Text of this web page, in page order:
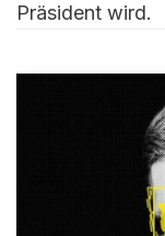
Präsident wird.